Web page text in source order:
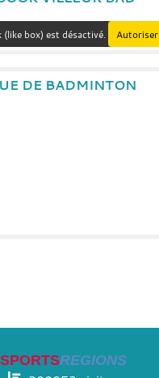
(like box) est désactivé. Autoriser
DE BADMINTON
SPORTSREGIONS